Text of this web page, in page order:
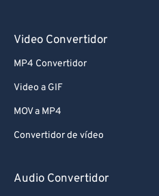
Video Convertidor
MP4 Convertidor
Video a GIF
MOV a MP4
Convertidor de vídeo
Audio Convertidor